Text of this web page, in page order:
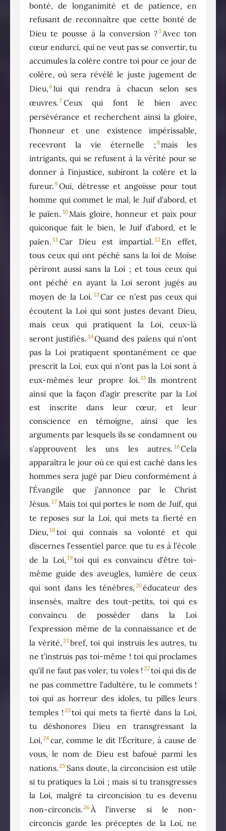
bonté, de longanimité et de patience, en
refusant de reconnaître que cette bonté de
Dieu te pousse à la conversion ?5Avec ton
cœur endurci, qui ne veut pas se convertir, tu
accumules la colère contre toi pour ce jour de
colère, où sera révélé le juste jugement de
Dieu,6 lui qui rendra à chacun selon ses
œuvres.7 Ceux qui font le bien avec
persévérance et recherchent ainsi la gloire,
l’honneur et une existence impérissable,
recevront la vie éternelle ; 8mais les
intrigants, qui se refusent à la vérité pour se
donner à l’injustice, subiront la colère et la
fureur.9 Oui, détresse et angoisse pour tout
homme qui commet le mal, le Juif d’abord, et
le païen. 10Mais gloire, honneur et paix pour
quiconque fait le bien, le Juif d’abord, et le
païen. 11 Car Dieu est impartial. 12 En effet,
tous ceux qui ont péché sans la loi de Moïse
périront aussi sans la Loi ; et tous ceux qui
ont péché en ayant la Loi seront jugés au
moyen de la Loi. 13Car ce n’est pas ceux qui
écoutent la Loi qui sont justes devant Dieu,
mais ceux qui pratiquent la Loi, ceux-là
seront justifiés. 14Quand des païens qui n’ont
pas la Loi pratiquent spontanément ce que
prescrit la Loi, eux qui n’ont pas la Loi sont à
eux-mêmes leur propre loi. 15 Ils montrent
ainsi que la façon d’agir prescrite par la Loi
est inscrite dans leur cœur, et leur
conscience en témoigne, ainsi que les
arguments par lesquels ils se condamnent ou
s’approuvent les uns les autres. 16Cela
apparaîtra le jour où ce qui est caché dans les
hommes sera jugé par Dieu conformément à
l’Évangile que j’annonce par le Christ
Jésus. 17 Mais toi qui portes le nom de Juif, qui
te reposes sur la Loi, qui mets ta fierté en
Dieu, 18 toi qui connais sa volonté et qui
discernes l’essentiel parce que tu es à l’école
de la Loi, 19 toi qui es convaincu d’être toi-
même guide des aveugles, lumière de ceux
qui sont dans les ténèbres, 20éducateur des
insensés, maître des tout-petits, toi qui es
convaincu de posséder dans la Loi
l’expression même de la connaissance et de
la vérité, 21 bref, toi qui instruis les autres, tu
ne t’instruis pas toi-même ! toi qui proclames
qu’il ne faut pas voler, tu voles ! 22toi qui dis de
ne pas commettre l’adultère, tu le commets !
toi qui as horreur des idoles, tu pilles leurs
temples ! 23toi qui mets ta fierté dans la Loi,
tu déshonores Dieu en transgressant la
Loi,24 car, comme le dit l’Écriture, à cause de
vous, le nom de Dieu est bafoué parmi les
nations.25 Sans doute, la circoncision est utile
si tu pratiques la Loi ; mais si tu transgresses
la Loi, malgré ta circoncision tu es devenu
non-circoncis.26 À l’inverse si le non-
circoncis garde les préceptes de la Loi, ne